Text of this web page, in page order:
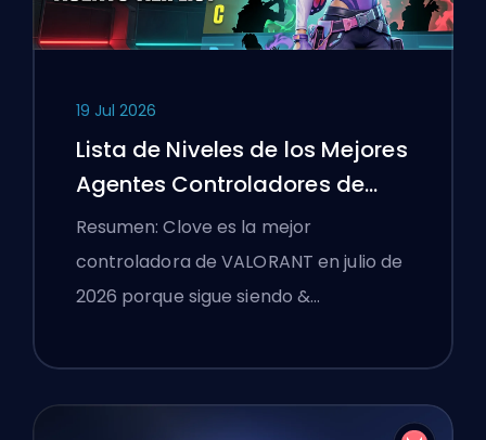
19 Jul 2026
Lista de Niveles de los Mejores
Agentes Controladores de
VALORANT
Resumen: Clove es la mejor
controladora de VALORANT en julio de
2026 porque sigue siendo &…